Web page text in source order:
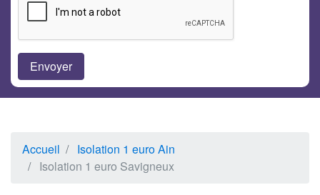
Accueil
Isolation 1 euro Ain
Isolation 1 euro Savigneux